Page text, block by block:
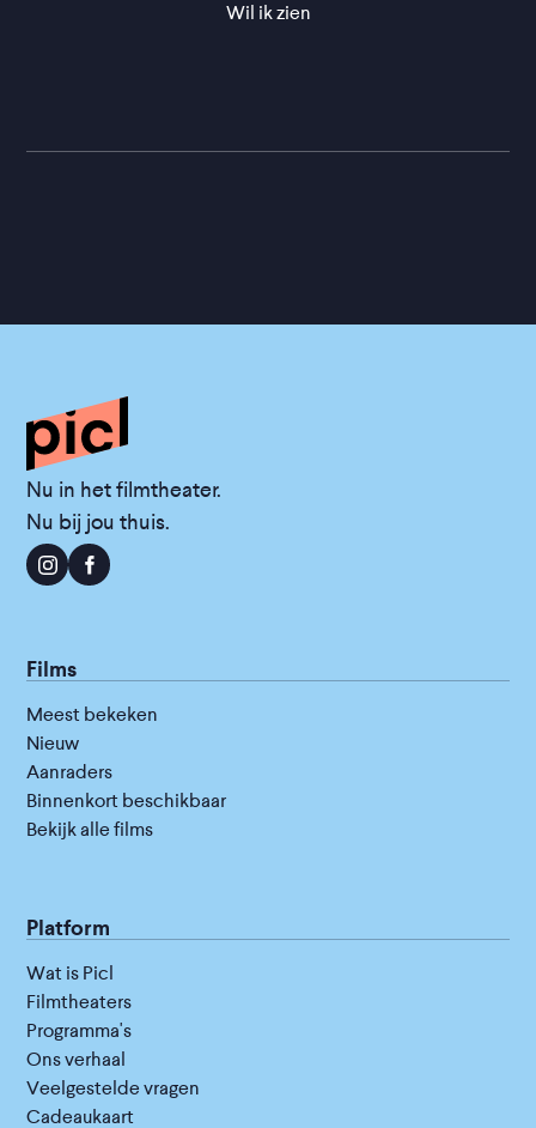
Wil ik zien
Nu in het filmtheater.
Nu bij jou thuis.
Films
Meest bekeken
Nieuw
Aanraders
Binnenkort beschikbaar
Bekijk alle films
Platform
Wat is Picl
Filmtheaters
Programma's
Ons verhaal
Veelgestelde vragen
Cadeaukaart